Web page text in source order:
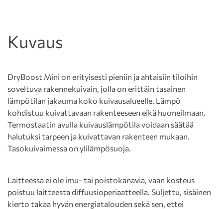
Kuvaus
DryBoost Mini on erityisesti pieniin ja ahtaisiin tiloihin
soveltuva rakennekuivain, jolla on erittäin tasainen
lämpötilan jakauma koko kuivausalueelle. Lämpö
kohdistuu kuivattavaan rakenteeseen eikä huoneilmaan.
Termostaatin avulla kuivauslämpötila voidaan säätää
halutuksi tarpeen ja kuivattavan rakenteen mukaan.
Tasokuivaimessa on ylilämpösuoja.
Laitteessa ei ole imu- tai poistokanavia, vaan kosteus
poistuu laitteesta diffuusioperiaatteella. Suljettu, sisäinen
kierto takaa hyvän energiatalouden sekä sen, ettei